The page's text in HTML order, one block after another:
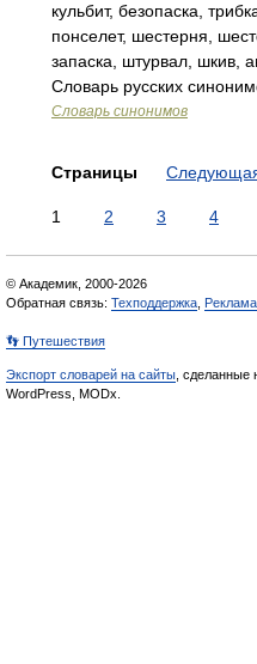
кульбит, безопаска,
понселет, шестерня,
запаска, штурвал, шкив,
Словарь русских
Словарь синонимов
Страницы
1 2 3 4
© Академик, 2000-2026
Обратная связь: Техподдержка
👣 Путешествия
Экспорт словарей на сайты , сделанные
WordPress, MODx.